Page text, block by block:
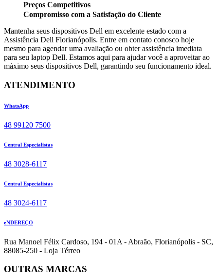
Preços Competitivos
Compromisso com a Satisfação do Cliente
Mantenha seus dispositivos Dell em excelente estado com a
Assistência Dell Florianópolis. Entre em contato conosco hoje
mesmo para agendar uma avaliação ou obter assistência imediata
para seu laptop Dell. Estamos aqui para ajudar você a aproveitar ao
máximo seus dispositivos Dell, garantindo seu funcionamento ideal.
ATENDIMENTO
WhatsApp
48 99120 7500
Central Especialistas
48 3028-6117
Central Especialistas
48 3024-6117
eNDEREÇO
Rua Manoel Félix Cardoso, 194 - 01A - Abraão, Florianópolis - SC,
88085-250 - Loja Térreo
OUTRAS MARCAS